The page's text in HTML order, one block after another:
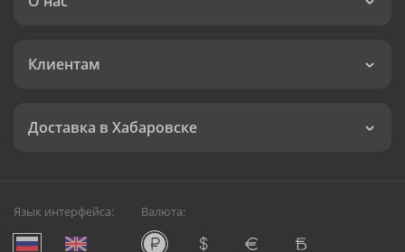
Клиентам
Доставка в Хабаровске
Язык интерфейса: Валюта: